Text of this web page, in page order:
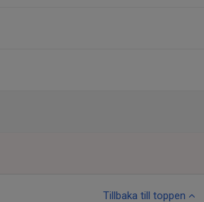
Tillbaka till toppen